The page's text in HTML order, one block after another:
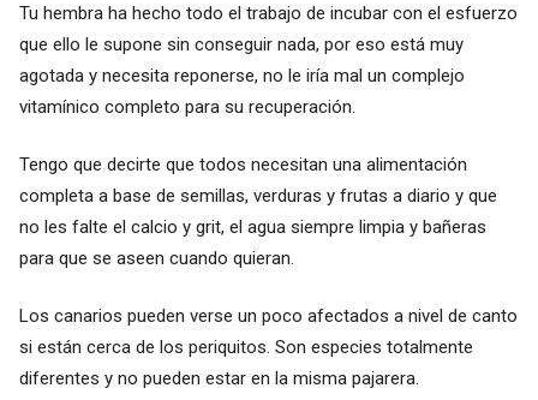
Tu hembra ha hecho todo el trabajo de incubar con el esfuerzo
que ello le supone sin conseguir nada, por eso está muy
agotada y necesita reponerse, no le iría mal un complejo
vitamínico completo para su recuperación.
Tengo que decirte que todos necesitan una alimentación
completa a base de semillas, verduras y frutas a diario y que
no les falte el calcio y grit, el agua siempre limpia y bañeras
para que se aseen cuando quieran.
Los canarios pueden verse un poco afectados a nivel de canto
si están cerca de los periquitos. Son especies totalmente
diferentes y no pueden estar en la misma pajarera.